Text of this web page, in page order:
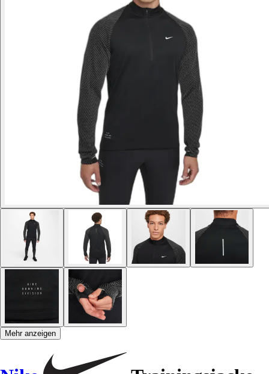
Mehr anzeigen